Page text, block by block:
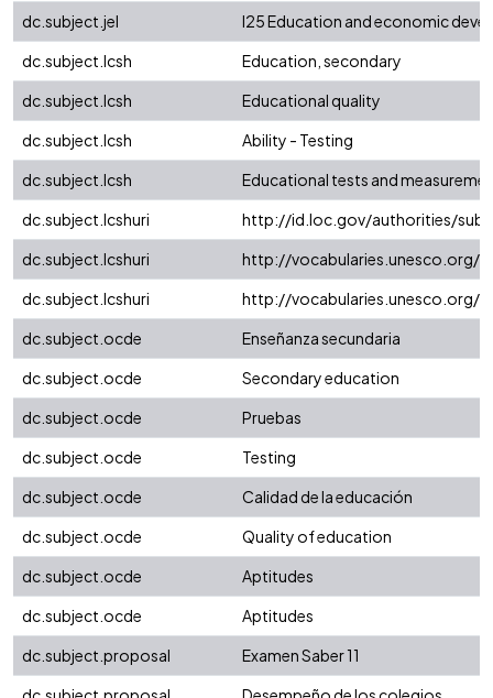
dc.subject.jel
I25 Education and economic
dc.subject.lcsh
Education, secondary
dc.subject.lcsh
Educational quality
dc.subject.lcsh
Ability - Testing
dc.subject.lcsh
Educational tests and
dc.subject.lcshuri
http://id.loc.gov/authorities/
dc.subject.lcshuri
http://vocabularies.unesco.org/
dc.subject.lcshuri
http://vocabularies.unesco.org/
dc.subject.ocde
Enseñanza secundaria
dc.subject.ocde
Secondary education
dc.subject.ocde
Pruebas
dc.subject.ocde
Testing
dc.subject.ocde
Calidad de la educación
dc.subject.ocde
Quality of education
dc.subject.ocde
Aptitudes
dc.subject.ocde
Aptitudes
dc.subject.proposal
Examen Saber 11